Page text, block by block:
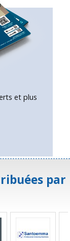
et plus
par